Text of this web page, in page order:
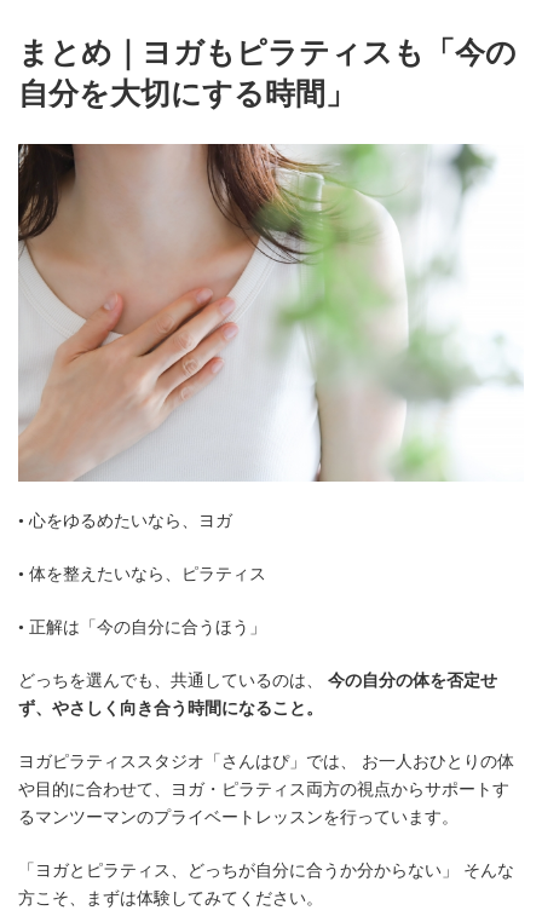
まとめ｜ヨガもピラティスも「今の
自分を大切にする時間」
• 心をゆるめたいなら、ヨガ
• 体を整えたいなら、ピラティス
• 正解は「今の自分に合うほう」
どっちを選んでも、共通しているのは、 今の自分の体を否定せ
ず、やさしく向き合う時間になること。
ヨガピラティススタジオ「さんはぴ」では、 お一人おひとりの体
や目的に合わせて、ヨガ・ピラティス両方の視点からサポートす
るマンツーマンのプライベートレッスンを行っています。
「ヨガとピラティス、どっちが自分に合うか分からない」 そんな
方こそ、まずは体験してみてください。